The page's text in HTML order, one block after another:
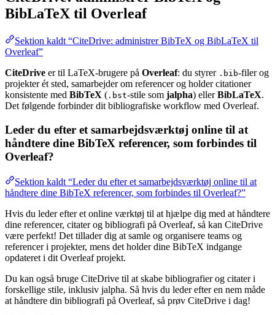
BibLaTeX til Overleaf
Sektion kaldt “CiteDrive: administrer BibTeX og BibLaTeX til
Overleaf”
CiteDrive er til LaTeX-brugere på Overleaf: du styrer .bib-filer og
projekter ét sted, samarbejder om referencer og holder citationer
konsistente med BibTeX ( .bst-stile som jalpha) ellerBibLaTeX.
Det følgende forbinder dit bibliografiske workflow med Overleaf.
Leder du efter et samarbejdsværktøj online til at
håndtere dine BibTeX referencer, som forbindes til
Overleaf?
Sektion kaldt “Leder du efter et samarbejdsværktøj online til at
håndtere dine BibTeX referencer, som forbindes til Overleaf?”
Hvis du leder efter et online værktøj til at hjælpe dig med at håndtere
dine referencer, citater og bibliografi på Overleaf, så kan CiteDrive
være perfekt! Det tillader dig at samle og organisere teams og
referencer i projekter, mens det holder dine BibTeX indgange
opdateret i dit Overleaf projekt.
Du kan også bruge CiteDrive til at skabe bibliografier og citater i
forskellige stile, inklusiv jalpha. Så hvis du leder efter en nem måde
at håndtere din bibliografi på Overleaf, så prøv CiteDrive i dag!